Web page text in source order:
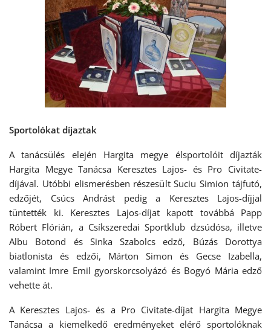
Sportolókat díjaztak
A tanácsülés elején Hargita megye élsportolóit díjazták
Hargita Megye Tanácsa Keresztes Lajos- és Pro Civitate-
díjával. Utóbbi elismerésben részesült Suciu Simion tájfutó,
edzőjét, Csúcs Andrást pedig a Keresztes Lajos-díjjal
tüntették ki. Keresztes Lajos-díjat kapott továbbá Papp
Róbert Flórián, a Csíkszeredai Sportklub dzsúdósa, illetve
Albu Botond és Sinka Szabolcs edző, Búzás Dorottya
biatlonista és edzői, Márton Simon és Gecse Izabella,
valamint Imre Emil gyorskorcsolyázó és Bogyó Mária edző
vehette át.
A Keresztes Lajos- és a Pro Civitate-díjat Hargita Megye
Tanácsa a kiemelkedő eredményeket elérő sportolóknak